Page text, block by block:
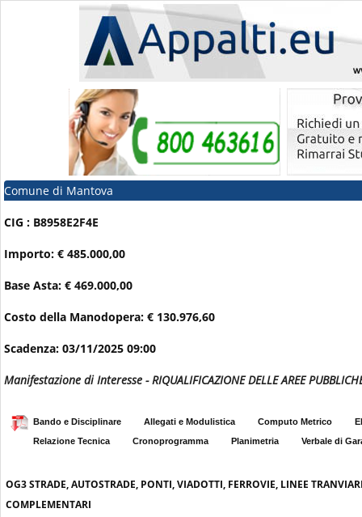
Comune di Mantova
CIG : B8958E2F4E
Importo: € 485.000,00
Base Asta: € 469.000,00
Costo della Manodopera: € 130.976,60
Scadenza: 03/11/2025 09:00
Manifestazione di Interesse - RIQUALIFICAZIONE DELLE AREE
Bando e Disciplinare Allegati e Modulistica Computo Metrico
Relazione Tecnica
Cronoprogramma Planimetria Verbale di
OG3STRADE, AUTOSTRADE, PONTI, VIADOTTI, FERROVIE, LINEE
COMPLEMENTARI